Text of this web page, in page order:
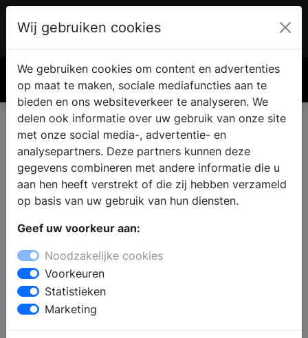
€ 0.00
Wij gebruiken cookies
We gebruiken cookies om content en advertenties
op maat te maken, sociale mediafuncties aan te
bieden en ons websiteverkeer te analyseren. We
delen ook informatie over uw gebruik van onze site
met onze social media-, advertentie- en
analysepartners. Deze partners kunnen deze
gegevens combineren met andere informatie die u
aan hen heeft verstrekt of die zij hebben verzameld
op basis van uw gebruik van hun diensten.
Geef uw voorkeur aan:
Noodzakelijke cookies
Voorkeuren
Statistieken
Marketing